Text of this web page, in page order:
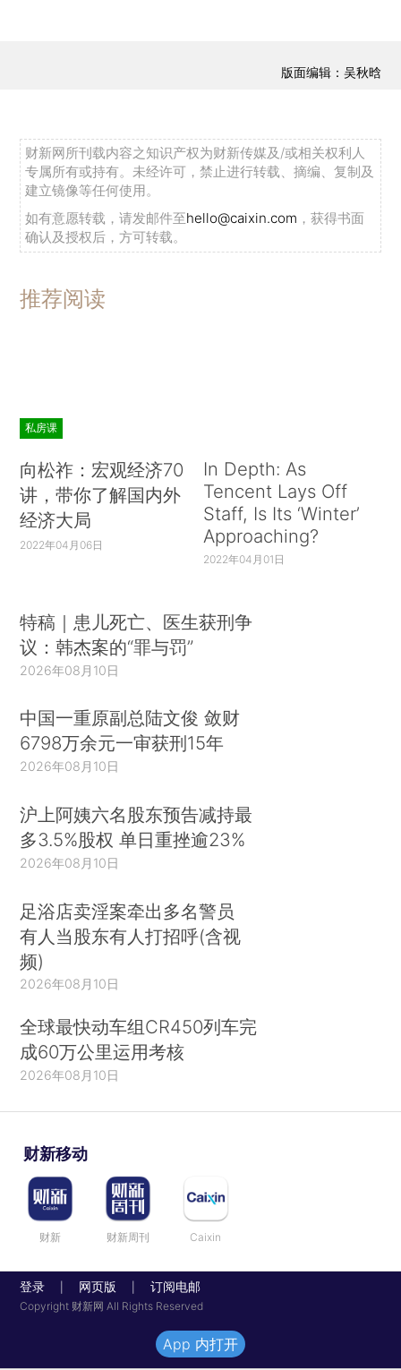
版面编辑：吴秋晗
财新网所刊载内容之知识产权为财新传媒及/或相关权利人
专属所有或持有。未经许可，禁止进行转载、摘编、复制及
建立镜像等任何使用。
如有意愿转载，请发邮件至hello@caixin.com ，获得书面
确认及授权后，方可转载。
推荐阅读
私房课
向松祚：宏观经济70
讲，带你了解国内外
经济大局
2022年04月06日
In Depth: As
Tencent Lays Off
Staff, Is Its ‘Winter’
Approaching?
2022年04月01日
特稿｜患儿死亡、医生获刑争
议：韩杰案的“罪与罚”
2026年08月10日
中国一重原副总陆文俊 敛财
6798万余元一审获刑15年
2026年08月10日
沪上阿姨六名股东预告减持最
多3.5%股权 单日重挫逾23%
2026年08月10日
足浴店卖淫案牵出多名警员
有人当股东有人打招呼(含视
频)
2026年08月10日
全球最快动车组CR450列车完
成60万公里运用考核
2026年08月10日
财新移动
财新 财新周刊 Caixin
登录 网页版 订阅电邮
Copyright 财新网 All Rights Reserved
App 内打开